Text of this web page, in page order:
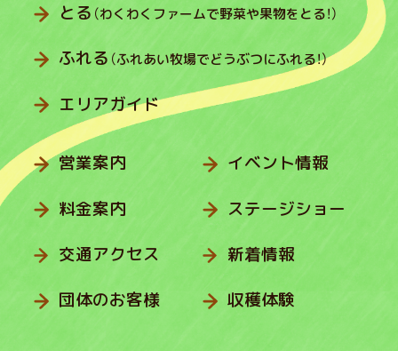
とる （わくわくファームで野菜や果物をとる！）
ふれる （ふれあい牧場でどうぶつにふれる！）
エリアガイド
営業案内
料金案内
交通アクセス
団体のお客様
イベント情報
ステージショー
新着情報
収穫体験